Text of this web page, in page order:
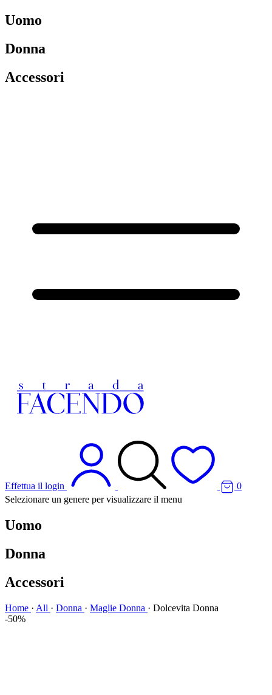
Uomo
Donna
Accessori
Effettua il login
0
Selezionare un genere per visualizzare il menu
Uomo
Donna
Accessori
Home · All · Donna · Maglie Donna · Dolcevita Donna
-50%